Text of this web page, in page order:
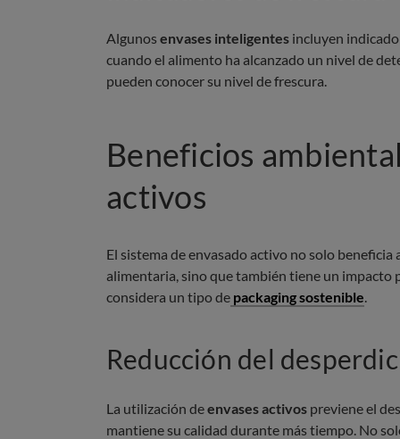
Algunos envases inteligentes incluyen
cuando el alimento ha alcanzado un nivel de
pueden conocer su nivel de frescura.
Beneficios
activos
El sistema de envasado activo no solo
alimentaria, sino que también tiene un impacto
considera un tipo de packaging sostenible.
Reducción del
La utilización deenvases activos previene el
mantiene su calidad durante más tiempo. No